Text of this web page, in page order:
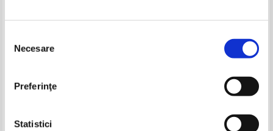
consimțământului
Necesare
Preferinţe
Statistici
-40%